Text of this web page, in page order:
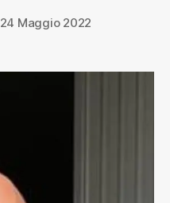
24 Maggio 2022